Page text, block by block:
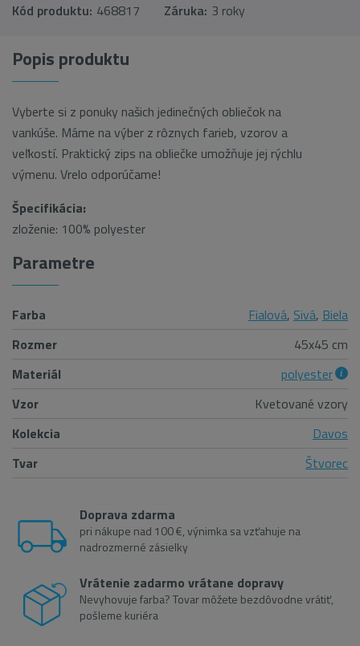
Kód produktu: 468817 Záruka: 3 roky
Popis produktu
Vyberte si z ponuky našich jedinečných obliečok na
vankúše. Máme na výber z rôznych farieb, vzorov a
veľkostí. Praktický zips na obliečke umožňuje jej rýchlu
výmenu. Vrelo odporúčame!
Špecifikácia:
zloženie: 100% polyester
Parametre
Farba Fialová, Sivá, Biela
Rozmer
45x45 cm
Materiál
polyester
Vzor
Kvetované vzory
Kolekcia
Davos
Tvar
Štvorec
Doprava zdarma
pri nákupe nad 100 €, výnimka sa vzťahuje na
nadrozmerné zásielky
Vrátenie zadarmo vrátane dopravy
Nevyhovuje farba? Tovar môžete bezdôvodne vrátiť,
pošleme kuriéra